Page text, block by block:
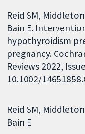
Reid SM,
Bain E.
hypothyroidism
pregnancy.
Reviews 2022,
10.1002/
Reid SM Middleton
Bain E